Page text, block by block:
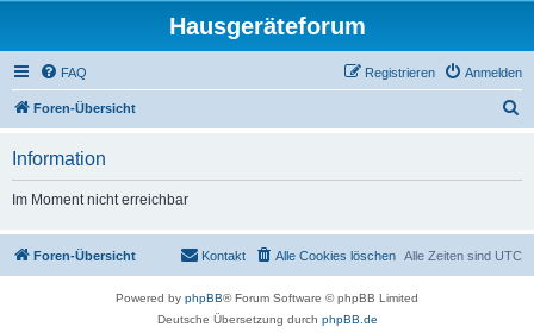
Hausgeräteforum
FAQ Anmelden
Registrieren
Foren-Übersicht
Information
Im Moment nicht erreichbar
Foren-Übersicht Alle Zeiten sind UTC
Alle Cookies löschen
Kontakt
Powered by phpBB® Forum Software © phpBB Limited
Deutsche Übersetzung durch phpBB.de